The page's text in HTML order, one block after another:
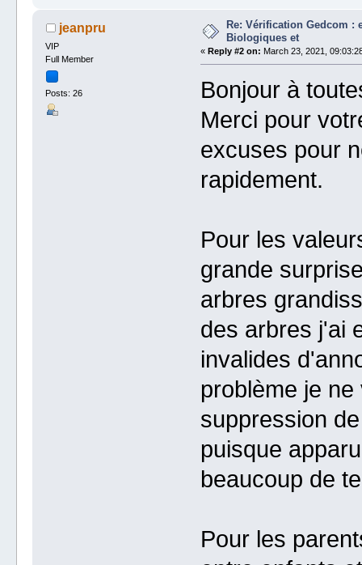
jeanpru
VIP
Full Member
Posts: 26
Re: Vérification Gedcom :
Biologiques et
« Reply #2 on: March 23, 2021,
Bonjour à
Merci pour
excuses pour
rapidement.
Pour les
grande
arbres
des arbres j'ai
invalides
problème je
suppression
puisque
beaucoup de
Pour les